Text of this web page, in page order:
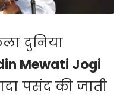
दुनिया
Mewati Jogi
पसंद की जाती